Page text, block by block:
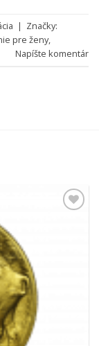
| Značky:
pre ženy,
Napíšte komentár